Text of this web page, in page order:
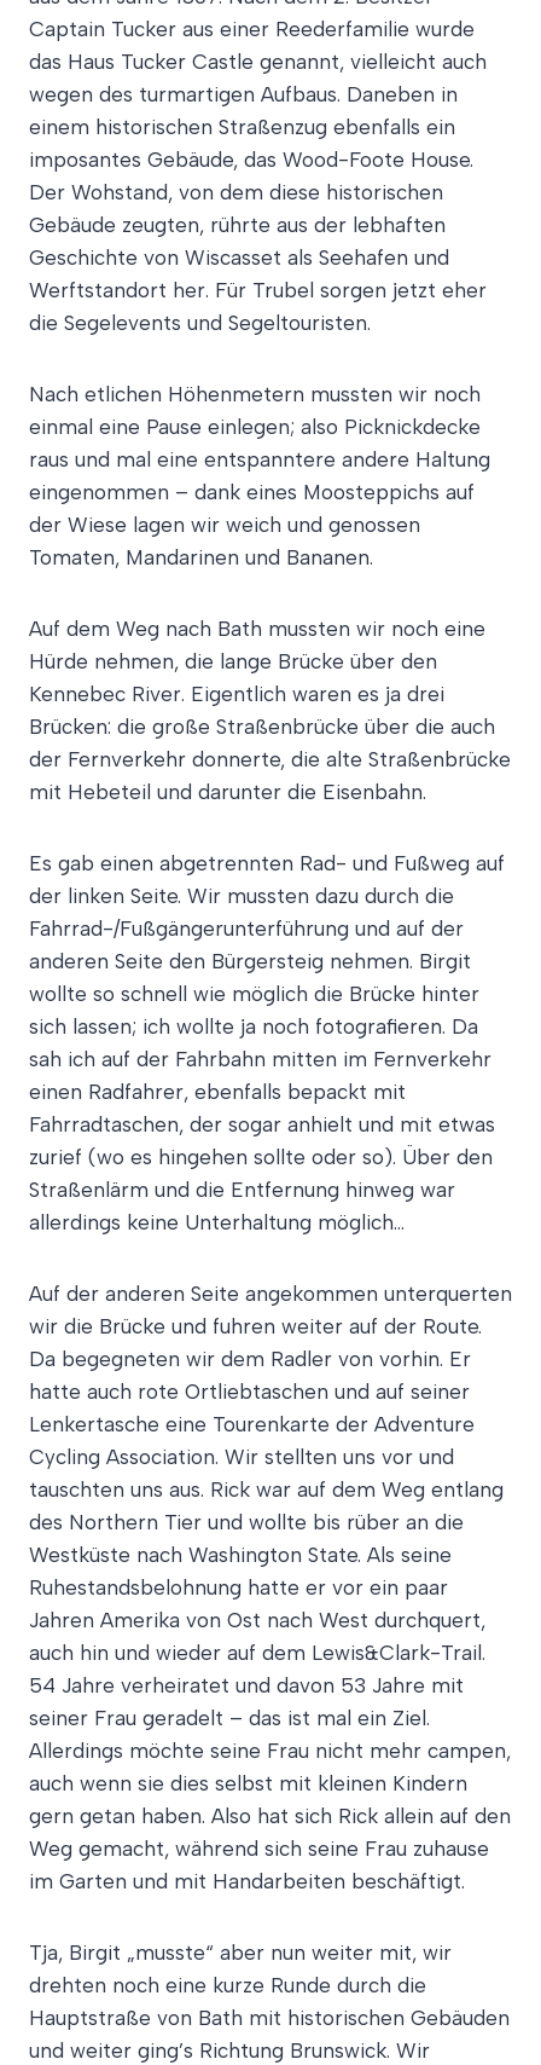
Captain Tucker aus einer Reederfamilie wurde
das Haus Tucker Castle genannt, vielleicht auch
wegen des turmartigen Aufbaus. Daneben in
einem historischen Straßenzug ebenfalls ein
imposantes Gebäude, das Wood-Foote House.
Der Wohstand, von dem diese historischen
Gebäude zeugten, rührte aus der lebhaften
Geschichte von Wiscasset als Seehafen und
Werftstandort her. Für Trubel sorgen jetzt eher
die Segelevents und Segeltouristen.
Nach etlichen Höhenmetern mussten wir noch
einmal eine Pause einlegen; also Picknickdecke
raus und mal eine entspanntere andere Haltung
eingenommen – dank eines Moosteppichs auf
der Wiese lagen wir weich und genossen
Tomaten, Mandarinen und Bananen.
Auf dem Weg nach Bath mussten wir noch eine
Hürde nehmen, die lange Brücke über den
Kennebec River. Eigentlich waren es ja drei
Brücken: die große Straßenbrücke über die auch
der Fernverkehr donnerte, die alte Straßenbrücke
mit Hebeteil und darunter die Eisenbahn.
Es gab einen abgetrennten Rad- und Fußweg auf
der linken Seite. Wir mussten dazu durch die
Fahrrad-/Fußgängerunterführung und auf der
anderen Seite den Bürgersteig nehmen. Birgit
wollte so schnell wie möglich die Brücke hinter
sich lassen; ich wollte ja noch fotografieren. Da
sah ich auf der Fahrbahn mitten im Fernverkehr
einen Radfahrer, ebenfalls bepackt mit
Fahrradtaschen, der sogar anhielt und mit etwas
zurief (wo es hingehen sollte oder so). Über den
Straßenlärm und die Entfernung hinweg war
allerdings keine Unterhaltung möglich…
Auf der anderen Seite angekommen unterquerten
wir die Brücke und fuhren weiter auf der Route.
Da begegneten wir dem Radler von vorhin. Er
hatte auch rote Ortliebtaschen und auf seiner
Lenkertasche eine Tourenkarte der Adventure
Cycling Association. Wir stellten uns vor und
tauschten uns aus. Rick war auf dem Weg entlang
des Northern Tier und wollte bis rüber an die
Westküste nach Washington State. Als seine
Ruhestandsbelohnung hatte er vor ein paar
Jahren Amerika von Ost nach West durchquert,
auch hin und wieder auf dem Lewis&Clark-Trail.
54 Jahre verheiratet und davon 53 Jahre mit
seiner Frau geradelt – das ist mal ein Ziel.
Allerdings möchte seine Frau nicht mehr campen,
auch wenn sie dies selbst mit kleinen Kindern
gern getan haben. Also hat sich Rick allein auf den
Weg gemacht, während sich seine Frau zuhause
im Garten und mit Handarbeiten beschäftigt.
Tja, Birgit „musste“ aber nun weiter mit, wir
drehten noch eine kurze Runde durch die
Hauptstraße von Bath mit historischen Gebäuden
und weiter ging’s Richtung Brunswick. Wir